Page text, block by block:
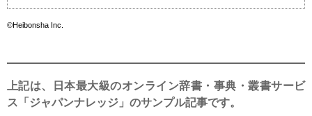
©Heibonsha Inc.
上記は、日本最大級のオンライン辞書・事典・叢書サービ
ス「ジャパンナレッジ」のサンプル記事です。